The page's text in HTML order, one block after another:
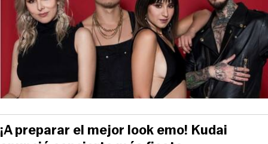
¡A preparar el mejor look emo! Kudai